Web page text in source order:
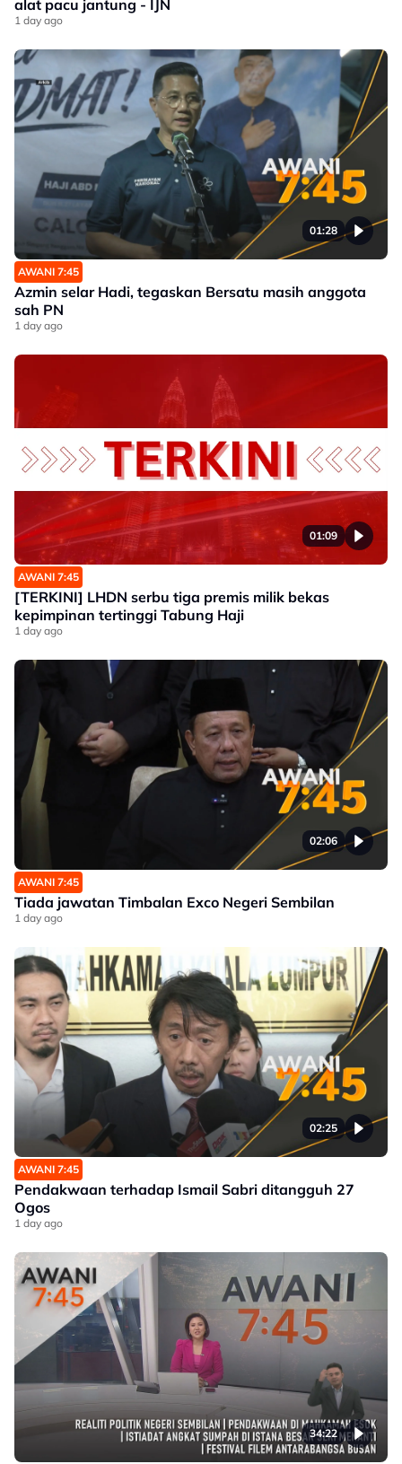
alat pacu jantung - IJN
1 day ago
01:28
AWANI 7:45
Azmin selar Hadi, tegaskan Bersatu masih anggota
sah PN
1 day ago
01:09
AWANI 7:45
[TERKINI] LHDN serbu tiga premis milik bekas
kepimpinan tertinggi Tabung Haji
1 day ago
02:06
AWANI 7:45
Tiada jawatan Timbalan Exco Negeri Sembilan
1 day ago
02:25
AWANI 7:45
Pendakwaan terhadap Ismail Sabri ditangguh 27
Ogos
1 day ago
34:22